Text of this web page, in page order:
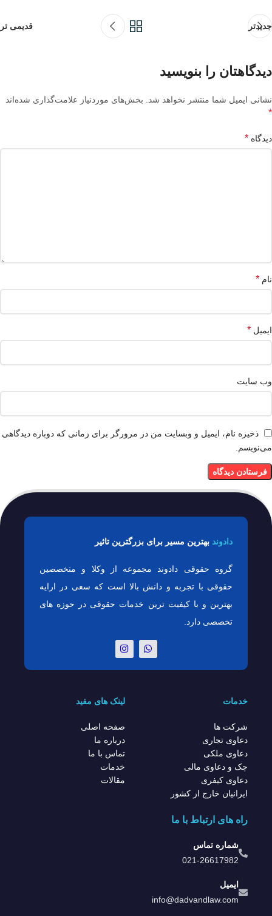
جدیدتر قدیمی تر
دیدگاهتان را بنویسید
نشانی ایمیل شما منتشر نخواهد شد. بخش‌های موردنیاز علامت‌گذاری شده‌اند
*
دیدگاه *
نام *
ایمیل *
وب‌ سایت
ذخیره نام، ایمیل و وبسایت من در مرورگر برای زمانی که دوباره دیدگاهی
می‌نویسم.
دادوند بهترین مسیر برای بزرگترین تاثیر
گروه حقوقی دادوند مجموعه از وکلا و متخصصین
حقوقی با تجربه و دانش بالا است که سعی در ارایه
بهترین و با کیفیت ترین خدمات حقوقی در حوزه های
تخصصی دارد.
خدمات
شرکت ها
دعاوی تجاری
دعاوی ملکی
چک و دعاوی مالی
دعاوی کیفری
ایرانیان خارج از کشور
لینک های مفید
صفحه اصلی
درباره ما
تماس با ما
خدمات
مقالات
راه های ارتباط با ما
شماره تماس
021-26617982
ایمیل
info@dadvandlaw.com